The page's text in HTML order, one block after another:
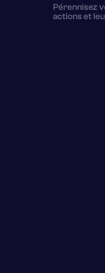
Pérennisez
actions et